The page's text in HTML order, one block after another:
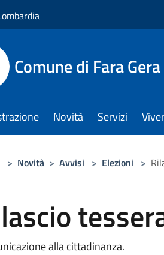
Comune di Fara
Novità Servizi
> Novità > Avvisi > Elezioni >
alla cittadinanza.